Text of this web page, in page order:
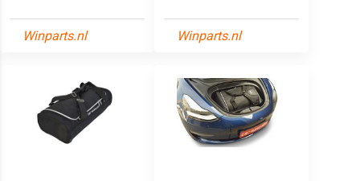
Winparts.nl Winparts.nl